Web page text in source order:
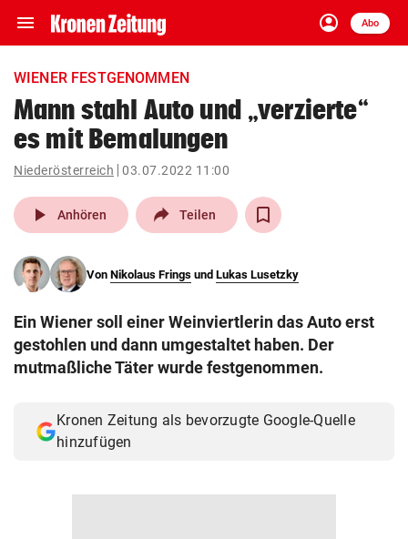
menu Navigation
ein-/ausklappen
account_circle
Anmelden
Abo
close Schließen
account_circle Anmelden
pin_drop
Wien arrow_right
search
eingeben
© Krone Multimedia GmbH & Co KG 2026
Muthgasse 2, 1190 Wien
WIENER FESTGENOMMEN
Mann stahl Auto und „verzierte“
es mit Bemalungen
Niederösterreich 03.07.2022 11:00
play_arrow Anhören Teilen
Von Nikolaus Frings und Lukas Lusetzky
Ein Wiener soll einer Weinviertlerin das Auto erst
gestohlen und dann umgestaltet haben. Der
mutmaßliche Täter wurde festgenommen.
Kronen Zeitung als bevorzugte Google-Quelle
hinzufügen